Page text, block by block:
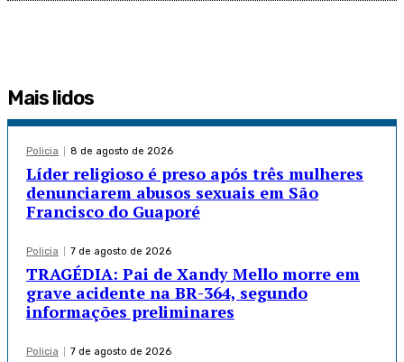
Mais lidos
Policia 8 de agosto de 2026
Líder religioso é preso após três mulheres
denunciarem abusos sexuais em São
Francisco do Guaporé
Policia 7 de agosto de 2026
TRAGÉDIA: Pai de Xandy Mello morre em
grave acidente na BR-364, segundo
informações preliminares
Policia 7 de agosto de 2026